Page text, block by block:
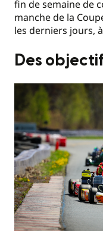
fin de semaine de
manche de la
les derniers jours,
Des